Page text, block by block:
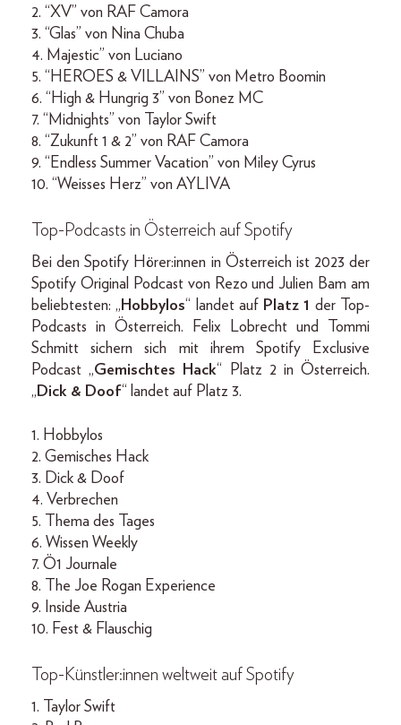
2. “XV” von RAF Camora
3. “Glas” von Nina Chuba
4. Majestic” von Luciano
5. “HEROES & VILLAINS” von Metro Boomin
6. “High & Hungrig 3” von Bonez MC
7. “Midnights” von Taylor Swift
8. “Zukunft 1 & 2” von RAF Camora
9. “Endless Summer Vacation” von Miley Cyrus
10. “Weisses Herz” von AYLIVA
Top-Podcasts in Österreich auf Spotify
Bei den Spotify Hörer:innen in Österreich ist 2023 der
Spotify Original Podcast von Rezo und Julien Bam am
beliebtesten: „ Hobbylos“ landet auf Platz 1 der Top-
Podcasts in Österreich. Felix Lobrecht und Tommi
Schmitt sichern sich mit ihrem Spotify Exclusive
Podcast „Gemischtes Hack“ Platz 2 in Österreich.
„Dick & Doof“ landet auf Platz 3.
1. Hobbylos
2. Gemisches Hack
3. Dick & Doof
4. Verbrechen
5. Thema des Tages
6. Wissen Weekly
7. Ö1 Journale
8. The Joe Rogan Experience
9. Inside Austria
10. Fest & Flauschig
Top-Künstler:innen weltweit auf Spotify
1. Taylor Swift